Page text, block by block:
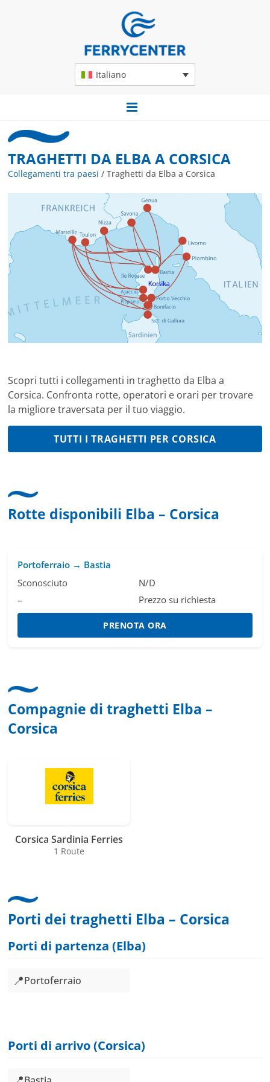
Italiano
TRAGHETTI DA ELBA A CORSICA
Collegamenti tra paesi /Traghetti da Elba a Corsica
Scopri tutti i collegamenti in traghetto da Elba a
Corsica. Confronta rotte, operatori e orari per trovare
la migliore traversata per il tuo viaggio.
TUTTI I TRAGHETTI PER CORSICA
Rotte disponibili Elba – Corsica
Portoferraio → Bastia
Sconosciuto
N/D
–
Prezzo su richiesta
PRENOTA ORA
Compagnie di traghetti Elba –
Corsica
Corsica Sardinia Ferries
1 Route
Porti dei traghetti Elba – Corsica
Porti di partenza (Elba)
📍Portoferraio
Porti di arrivo (Corsica)